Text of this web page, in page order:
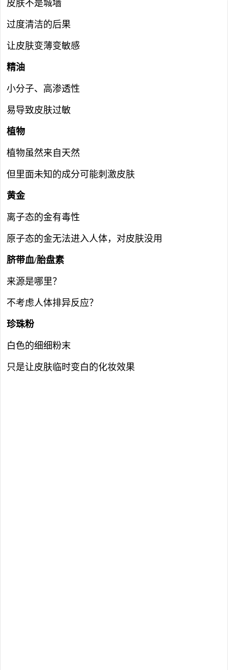
皮肤不是城墙
过度清洁的后果
让皮肤变薄变敏感
精油
小分子、高渗透性
易导致皮肤过敏
植物
植物虽然来自天然
但里面未知的成分可能刺激皮肤
黄金
离子态的金有毒性
原子态的金无法进入人体，对皮肤没用
脐带血/胎盘素
来源是哪里？
不考虑人体排异反应？
珍珠粉
白色的细细粉末
只是让皮肤临时变白的化妆效果